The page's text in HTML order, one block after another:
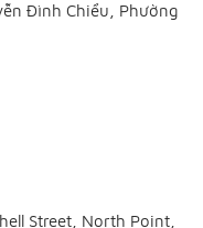
Đình Chiểu, Phường
Street, North Point,